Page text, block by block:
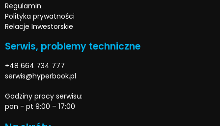
Regulamin
Polityka prywatności
Relacje Inwestorskie
Serwis, problemy techniczne
+48 664 734 777
serwis@hyperbook.pl
Godziny pracy serwisu:
pon - pt 9:00 – 17:00